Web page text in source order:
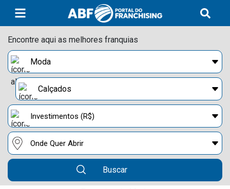
Encontre aqui as melhores franquias
Buscar